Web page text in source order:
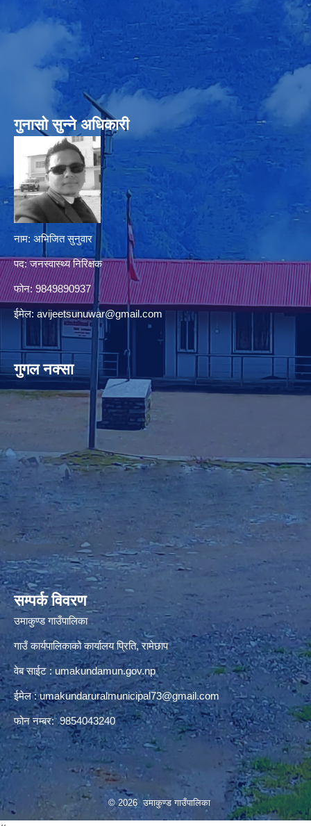
गुनासो सुन्‍ने अधिकारी
नाम: अभिजित सुनुवार
पद: जनस्वास्थ्य निरिक्षक
फोन: 9849890937
ईमेल: avijeetsunuwar@gmail.com
गुगल नक्सा
premium bootstrap themes
सम्पर्क विवरण
उमाकुण्ड गाउँपालिका
गाउँ कार्यपालिकाको कार्यालय प्रिति, रामेछाप
वेब साईट : umakundamun.gov.np
ईमेल :umakundaruralmunicipal73@gmail.com
फोन नम्बर: 9854043240
© 2026 उमाकुण्ड गाउँपालिका